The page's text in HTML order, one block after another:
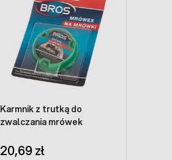
Karmnik z trutką do
zwalczania mrówek
20,69 zł